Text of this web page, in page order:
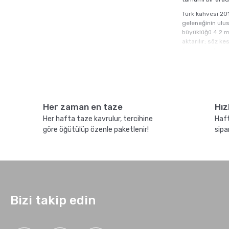
Türk kahvesi
geleneğinin
büyüklüğü 4.2
aktarılır; söz
"Bir fincan
Pişirim
Klasik
70-80 ml soğuk
durum tat
Her zaman en taze
Her hafta taze kavrulur, tercihine
göre öğütülüp özenle paketlenir!
Bizi takip edin